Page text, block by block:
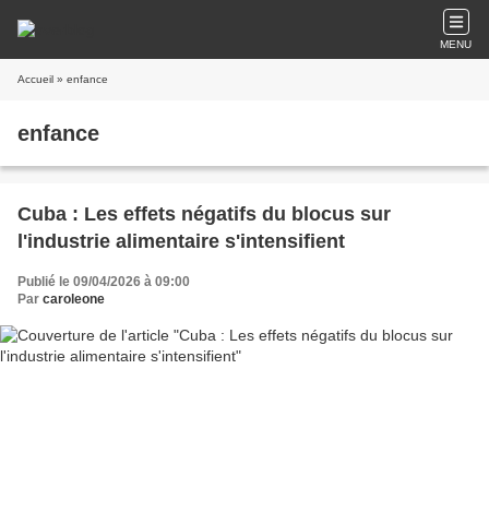
MENU
Accueil » enfance
enfance
Cuba : Les effets négatifs du blocus sur
l'industrie alimentaire s'intensifient
Publié le 09/04/2026 à 09:00
Par caroleone